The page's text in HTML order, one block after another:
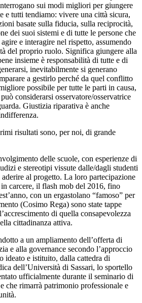
sui modi migliori per giungere
e tutti tendiamo: vivere una città sicura,
basate sulla fiducia, sulla reciprocità,
dei suoi sistemi e di tutte le persone che
e interagire nel rispetto, assumendo
del proprio ruolo. Significa giungere alla
insieme è responsabilità di tutte e di
inevitabilmente si generano
a gestirlo perché da quel conflitto
possibile per tutte le parti in causa,
considerarsi osservatore/osservatrice
Giustizia riparativa è anche
risultati sono, per noi, di grande
delle scuole, con esperienze di
e stereotipi vissute dalle/dagli studenti
al progetto. La loro partecipazione
carcere, il flash mob del 2016, fino
con un ergastolano “famoso” per
(Cosimo Rega) sono state tappe
di quella consapevolezza
cittadinanza attiva.
a un ampliamento dell’offerta di
e alla governance secondo l’approccio
ideato e istituito, dalla cattedra di
dell’Università di Sassari, lo sportello
ufficialmente durante il seminario di
che rimarrà patrimonio professionale e